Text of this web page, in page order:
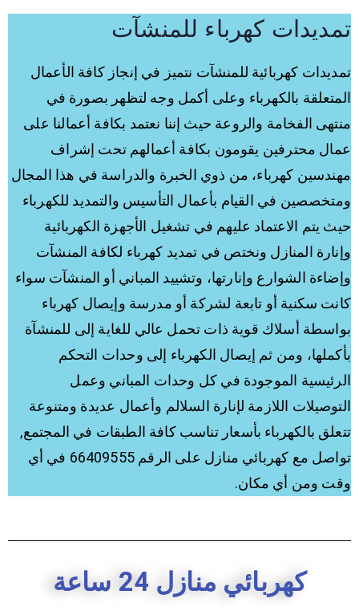
تمديدات كهرباء للمنشآت
تمديدات كهربائية للمنشآت نتميز في إنجاز كافة الأعمال
المتعلقة بالكهرباء وعلى أكمل وجه لتظهر بصورة في
منتهى الفخامة والروعة حيث إننا نعتمد بكافة أعمالنا على
عمال محترفين يقومون بكافة أعمالهم تحت إشراف
مهندسين كهرباء، من ذوي الخبرة والدراسة في هذا المجال
ومتخصصين في القيام بأعمال التأسيس والتمديد للكهرباء
حيث يتم الاعتماد عليهم في تشغيل الأجهزة الكهربائية
وإنارة المنازل ونختص في تمديد كهرباء لكافة المنشآت
وإضاءة الشوارع وإنارتها، وتشييد المباني أو المنشآت سواء
كانت سكنية أو تابعة لشركة أو مدرسة وإيصال كهرباء
بواسطة أسلاك قوية ذات تحمل عالي للغاية إلى للمنشآة
بأكملها، ومن ثم إيصال الكهرباء إلى وحدات التحكم
الرئيسية الموجودة في كل وحدات المباني وعمل
التوصيلات اللازمة لإنارة السلالم وأعمال عديدة ومتنوعة
تتعلق بالكهرباء بأسعار تناسب كافة الطبقات في المجتمع,
تواصل مع كهربائي منازل على الرقم 66409555 في أي
وقت ومن أي مكان.
كهربائي منازل 24 ساعة